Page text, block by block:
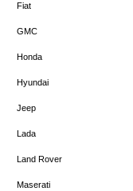
Fiat
GMC
Honda
Hyundai
Jeep
Lada
Land Rover
Maserati